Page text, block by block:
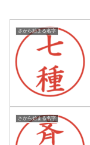
さから始まる名字
さから始まる名字